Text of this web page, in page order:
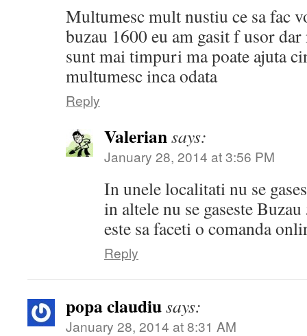
Multumesc mult nustiu ce sa fac
buzau 1600 eu am gasit f usor dar
sunt mai timpuri ma poate ajuta
multumesc inca odata
Reply
Valeriansays:
January 28, 2014 at 3:56 PM
In unele localitati nu se
in altele nu se gaseste
este sa faceti o comanda
Reply
popa claudiusays:
January 28, 2014 at 8:31 AM